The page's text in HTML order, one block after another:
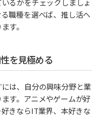
るかをチェックしましょ
職種を選べば、推し活へ
す。
を見極める
は、自分の興味分野と業
す。アニメやゲームが好
きならIT業界、本好きな